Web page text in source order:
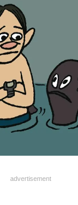
advertisement